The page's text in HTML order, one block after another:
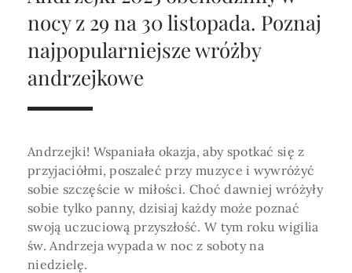
Horoskop Roczny 2026
Horoskop Miłosny
Horoskop Dziecięcy
Horoskop Biznesowy
Horoskop Numerologiczny
Horoskop Numerologiczny na 2026
Horoskop Ziołowy
Horoskop Chiński 2026
Magia
Amulety i talizmany
ABC Kosmogramu
Niezwykły świat
Tarot 3 karty
Magia imion
TarotKrzyż Celtycki
medycznej ani finansowej.
KURSY
Zaloguj się lub dołącz
SZUKAJ
nocy z 29 na 30 listopada. Poznaj
najpopularniejsze wróżby
andrzejkowe
Andrzejki! Wspaniała okazja, aby spotkać się z
przyjaciółmi, poszaleć przy muzyce i wywróżyć
sobie szczęście w miłości. Choć dawniej wróżyły
sobie tylko panny, dzisiaj każdy może poznać
swoją uczuciową przyszłość. W tym roku wigilia
św. Andrzeja wypada w noc z soboty na
niedzielę.